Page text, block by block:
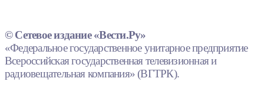
© Сетевое издание «Вести.Ру»
«Федеральное государственное унитарное предприятие
Всероссийская государственная телевизионная и
радиовещательная компания» (ВГТРК).